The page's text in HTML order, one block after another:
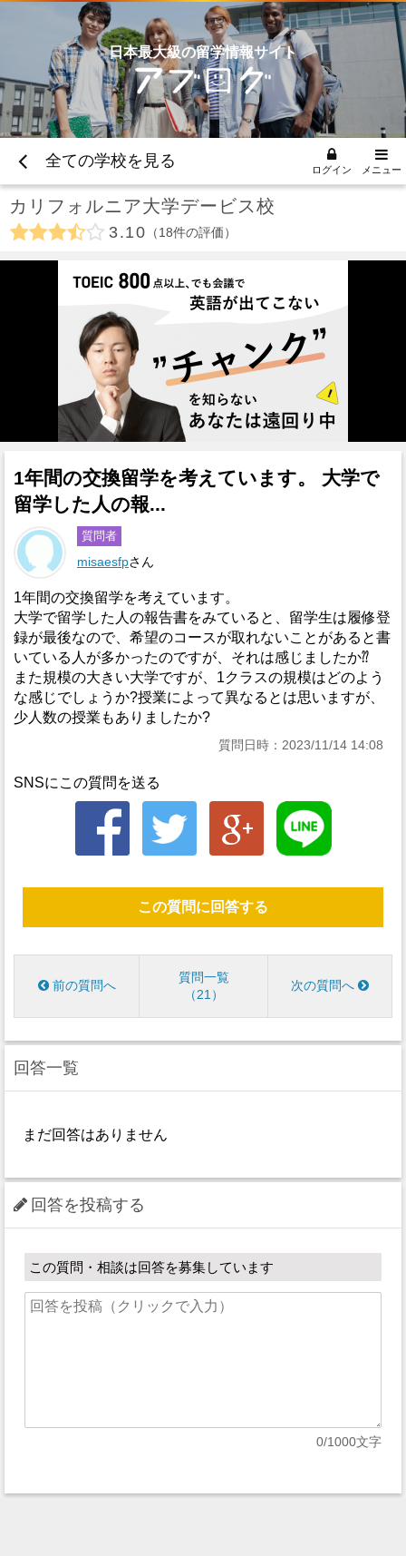
日本最大級の留学情報サイト
全ての学校を見る ログイン メニュー
カリフォルニア大学デービス校
3.10 18件の評価
1年間の交換留学を考えています。 大学で
留学した人の報...
質問者
misaesfpさん
1年間の交換留学を考えています。
大学で留学した人の報告書をみていると、留学生は履修登
録が最後なので、希望のコースが取れないことがあると書
いている人が多かったのですが、それは感じましたか⁇
また規模の大きい大学ですが、1クラスの規模はどのよう
な感じでしょうか?授業によって異なるとは思いますが、
少人数の授業もありましたか?
質問日時：2023/11/14 14:08
SNSにこの質問を送る
この質問に回答する
前の質問へ
質問一覧
21
次の質問へ
回答一覧
まだ回答はありません
回答を投稿する
この質問・相談は回答を募集しています
0/1000文字